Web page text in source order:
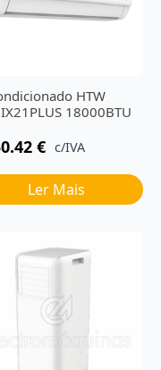
HTW
18000BTU
€ c/IVA
Ler Mais